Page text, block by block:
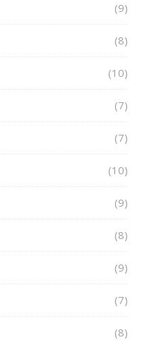
(9)
(8)
(10)
(7)
(7)
(10)
(9)
(8)
(9)
(7)
(8)